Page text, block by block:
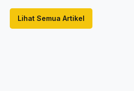
Lihat Semua Artikel